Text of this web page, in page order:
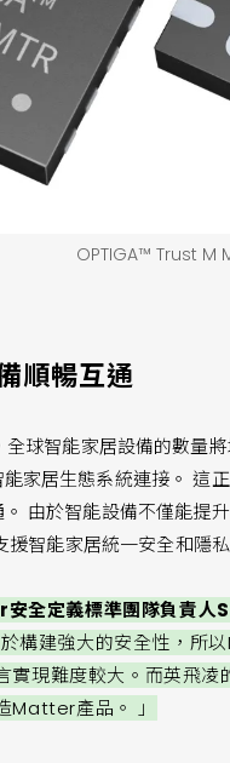
OPTIGA™ Trust M
順暢互通
球智能家居設備的數量
家居生態系統連接。 這
由於智能設備不僅能提
智能家居統一安全和隱
全定義標準團隊負責
構建強大的安全性，所
實現難度較大。而英飛
Matter產品。 」